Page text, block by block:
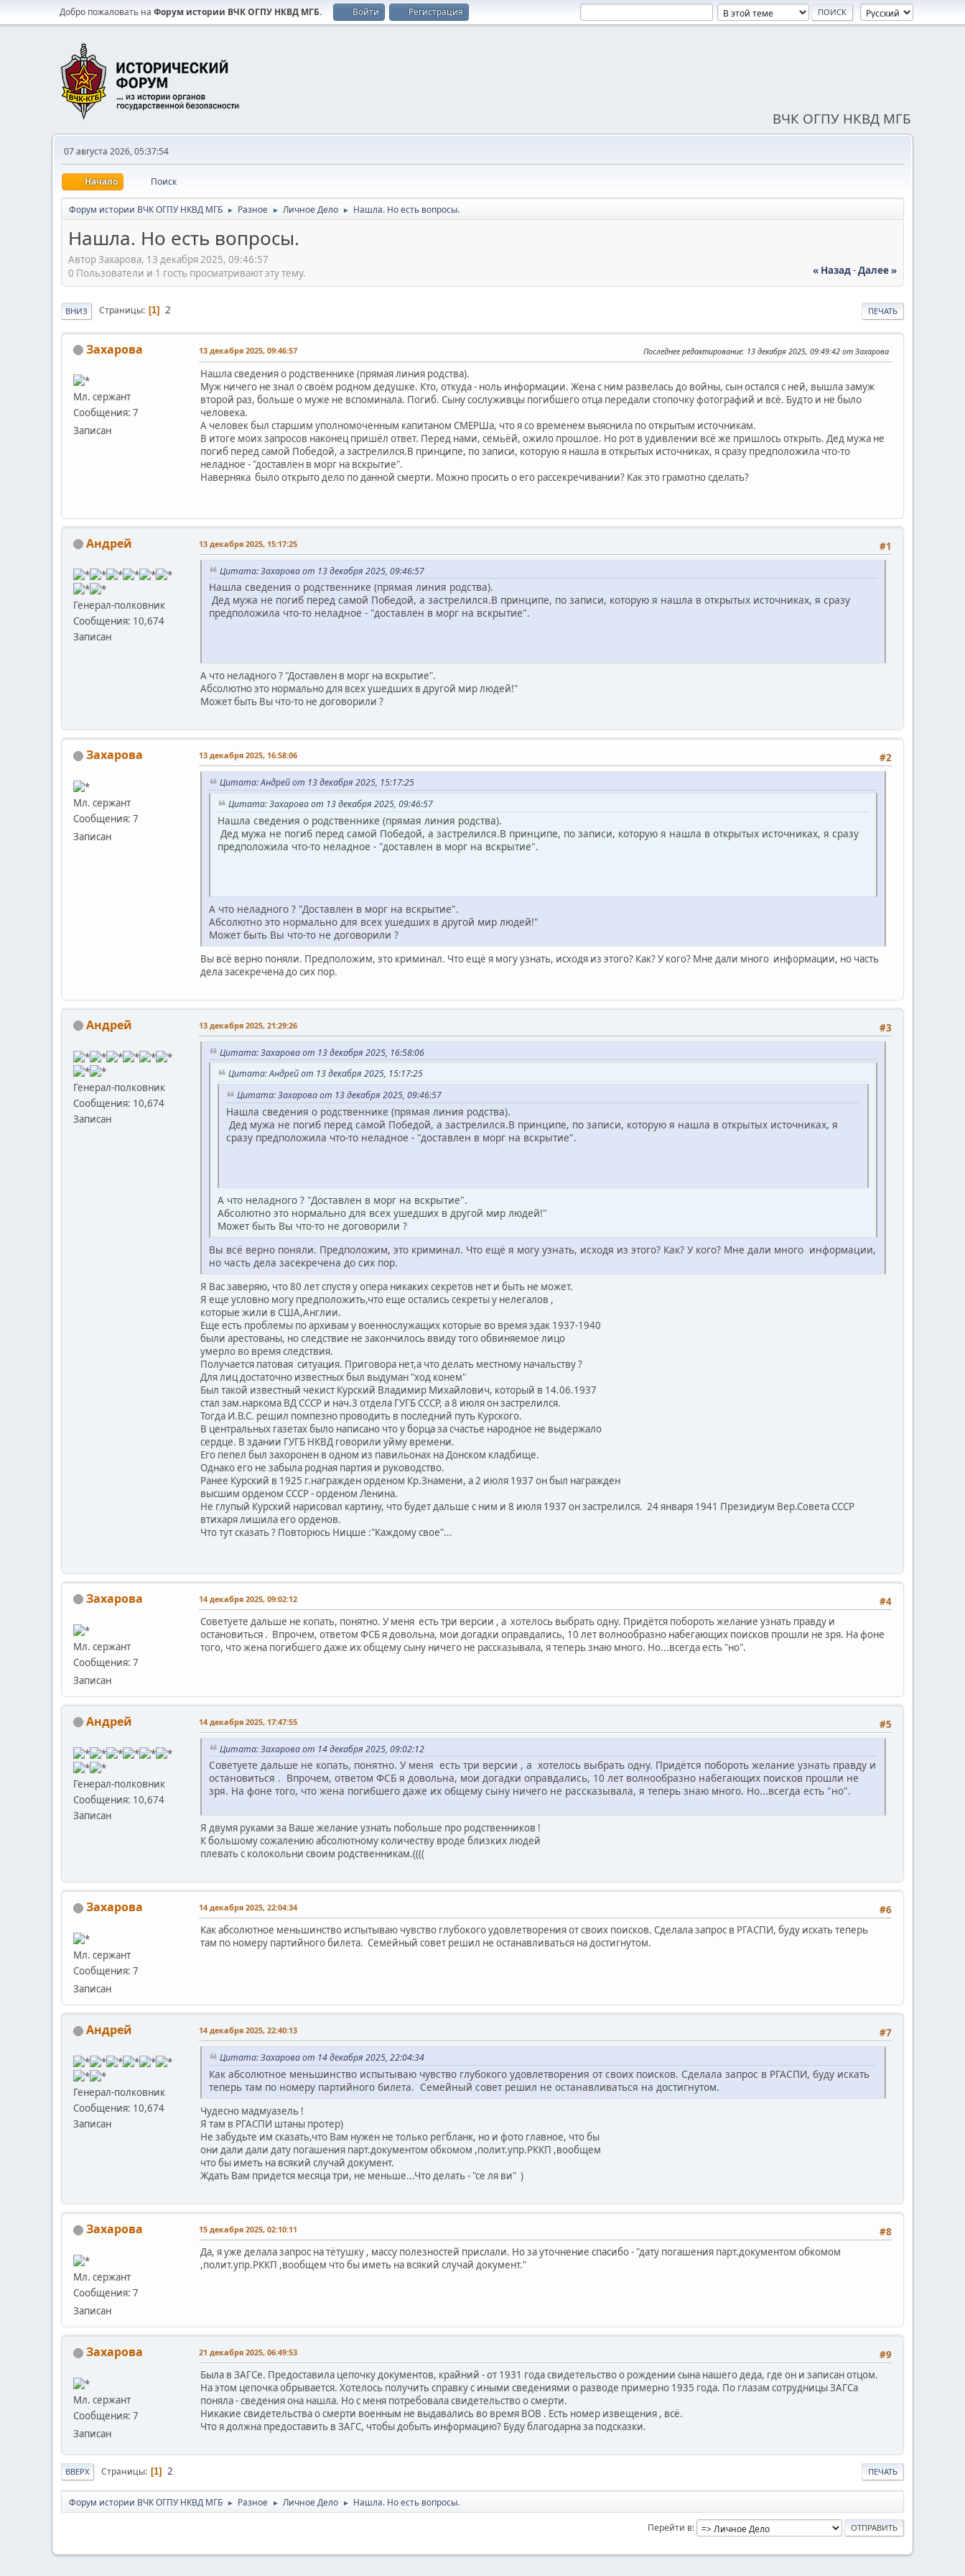
Добро пожаловать на Форум истории ВЧК ОГПУ НКВД МГБ. Войти Регистрация
ВЧК ОГПУ НКВД МГБ
07 августа 2026, 05:37:54
Начало Поиск
Форум истории ВЧК ОГПУ НКВД МГБ ► Разное ► Личное Дело ► Нашла. Но есть вопросы.
Нашла. Но есть вопросы.
Автор Захарова, 13 декабря 2025, 09:46:57
« Назад-Далее »
0 Пользователи и 1 гость просматривают эту тему.
ПЕЧАТЬ
ВНИЗ Страницы 1 2
Захарова
Мл. сержант
Сообщения: 7
Записан
13 декабря 2025, 09:46:57 Последнее редактирование: 13 декабря 2025, 09:49:42 от Захарова
Нашла сведения о родственнике (прямая линия родства).
Муж ничего не знал о своём родном дедушке. Кто, откуда - ноль информации. Жена с ним развелась до войны, сын остался с ней, вышла замуж
второй раз, больше о муже не вспоминала. Погиб. Сыну сослуживцы погибшего отца передали стопочку фотографий и всё. Будто и не было
человека.
А человек был старшим уполномоченным капитаном СМЕРШа, что я со временем выяснила по открытым источникам.
В итоге моих запросов наконец пришёл ответ. Перед нами, семьёй, ожило прошлое. Но рот в удивлении всё же пришлось открыть. Дед мужа не
погиб перед самой Победой, а застрелился.В принципе, по записи, которую я нашла в открытых источниках, я сразу предположила что-то
неладное - "доставлен в морг на вскрытие".
Наверняка было открыто дело по данной смерти. Можно просить о его рассекречивании? Как это грамотно сделать?
Андрей
Генерал-полковник
Сообщения: 10,674
Записан
#1
13 декабря 2025, 15:17:25
Цитата: Захарова от 13 декабря 2025, 09:46:57
Нашла сведения о родственнике (прямая линия родства).
Дед мужа не погиб перед самой Победой, а застрелился.В принципе, по записи, которую я нашла в открытых источниках, я сразу
предположила что-то неладное - "доставлен в морг на вскрытие".
А что неладного ? "Доставлен в морг на вскрытие".
Абсолютно это нормально для всех ушедших в другой мир людей!"
Может быть Вы что-то не договорили ?
Захарова
Мл. сержант
Сообщения: 7
Записан
#2
13 декабря 2025, 16:58:06
Цитата: Андрей от 13 декабря 2025, 15:17:25
Цитата: Захарова от 13 декабря 2025, 09:46:57
Нашла сведения о родственнике (прямая линия родства).
Дед мужа не погиб перед самой Победой, а застрелился.В принципе, по записи, которую я нашла в открытых источниках, я сразу
предположила что-то неладное - "доставлен в морг на вскрытие".
А что неладного ? "Доставлен в морг на вскрытие".
Абсолютно это нормально для всех ушедших в другой мир людей!"
Может быть Вы что-то не договорили ?
Вы всё верно поняли. Предположим, это криминал. Что ещё я могу узнать, исходя из этого? Как? У кого? Мне дали много информации, но часть
дела засекречена до сих пор.
Андрей
Генерал-полковник
Сообщения: 10,674
Записан
#3
13 декабря 2025, 21:29:26
Цитата: Захарова от 13 декабря 2025, 16:58:06
Цитата: Андрей от 13 декабря 2025, 15:17:25
Цитата: Захарова от 13 декабря 2025, 09:46:57
Нашла сведения о родственнике (прямая линия родства).
Дед мужа не погиб перед самой Победой, а застрелился.В принципе, по записи, которую я нашла в открытых источниках, я
сразу предположила что-то неладное - "доставлен в морг на вскрытие".
А что неладного ? "Доставлен в морг на вскрытие".
Абсолютно это нормально для всех ушедших в другой мир людей!"
Может быть Вы что-то не договорили ?
Вы всё верно поняли. Предположим, это криминал. Что ещё я могу узнать, исходя из этого? Как? У кого? Мне дали много информации,
но часть дела засекречена до сих пор.
Я Вас заверяю, что 80 лет спустя у опера никаких секретов нет и быть не может.
Я еще условно могу предположить,что еще остались секреты у нелегалов ,
которые жили в США,Англии.
Еще есть проблемы по архивам у военнослужащих которые во время эдак 1937-1940
были арестованы, но следствие не закончилось ввиду того обвиняемое лицо
умерло во время следствия.
Получается патовая ситуация. Приговора нет,а что делать местному начальству ?
Для лиц достаточно известных был выдуман "ход конем"
Был такой известный чекист Курский Владимир Михайлович, который в 14.06.1937
стал зам.наркома ВД СССР и нач.3 отдела ГУГБ СССР, а 8 июля он застрелился.
Тогда И.В.С. решил помпезно проводить в последний путь Курского.
В центральных газетах было написано что у борца за счастье народное не выдержало
сердце. В здании ГУГБ НКВД говорили уйму времени.
Его пепел был захоронен в одном из павильонах на Донском кладбище.
Однако его не забыла родная партия и руководство.
Ранее Курский в 1925 г.награжден орденом Кр.Знамени, а 2 июля 1937 он был награжден
высшим орденом СССР - орденом Ленина.
Не глупый Курский нарисовал картину, что будет дальше с ним и 8 июля 1937 он застрелился. 24 января 1941 Президиум Вер.Совета СССР
втихаря лишила его орденов.
Что тут сказать ? Повторюсь Ницше :"Каждому свое"...
Захарова
Мл. сержант
Сообщения: 7
Записан
#4
14 декабря 2025, 09:02:12
Советуете дальше не копать, понятно. У меня есть три версии , а хотелось выбрать одну. Придётся побороть желание узнать правду и
остановиться . Впрочем, ответом ФСБ я довольна, мои догадки оправдались, 10 лет волнообразно набегающих поисков прошли не зря. На фоне
того, что жена погибшего даже их общему сыну ничего не рассказывала, я теперь знаю много. Но...всегда есть "но".
Андрей
Генерал-полковник
Сообщения: 10,674
Записан
#5
14 декабря 2025, 17:47:55
Цитата: Захарова от 14 декабря 2025, 09:02:12
Советуете дальше не копать, понятно. У меня есть три версии , а хотелось выбрать одну. Придётся побороть желание узнать правду и
остановиться . Впрочем, ответом ФСБ я довольна, мои догадки оправдались, 10 лет волнообразно набегающих поисков прошли не
зря. На фоне того, что жена погибшего даже их общему сыну ничего не рассказывала, я теперь знаю много. Но...всегда есть "но".
Я двумя руками за Ваше желание узнать побольше про родственников !
К большому сожалению абсолютному количеству вроде близких людей
плевать с колокольни своим родственникам.((((
Захарова
Мл. сержант
Сообщения: 7
Записан
#6
14 декабря 2025, 22:04:34
Как абсолютное меньшинство испытываю чувство глубокого удовлетворения от своих поисков. Сделала запрос в РГАСПИ, буду искать теперь
там по номеру партийного билета. Семейный совет решил не останавливаться на достигнутом.
Андрей
Генерал-полковник
Сообщения: 10,674
Записан
#7
14 декабря 2025, 22:40:13
Цитата: Захарова от 14 декабря 2025, 22:04:34
Как абсолютное меньшинство испытываю чувство глубокого удовлетворения от своих поисков. Сделала запрос в РГАСПИ, буду искать
теперь там по номеру партийного билета. Семейный совет решил не останавливаться на достигнутом.
Чудесно мадмуазель !
Я там в РГАСПИ штаны протер)
Не забудьте им сказать,что Вам нужен не только регбланк, но и фото главное, что бы
они дали дали дату погашения парт.документом обкомом ,полит.упр.РККП ,вообщем
что бы иметь на всякий случай документ.
Ждать Вам придется месяца три, не меньше...Что делать - "се ля ви" )
Захарова
Мл. сержант
Сообщения: 7
Записан
#8
15 декабря 2025, 02:10:11
Да, я уже делала запрос на тётушку , массу полезностей прислали. Но за уточнение спасибо - "дату погашения парт.документом обкомом
,полит.упр.РККП ,вообщем что бы иметь на всякий случай документ."
Захарова
Мл. сержант
Сообщения: 7
Записан
#9
21 декабря 2025, 06:49:53
Была в ЗАГСе. Предоставила цепочку документов, крайний - от 1931 года свидетельство о рождении сына нашего деда, где он и записан отцом.
На этом цепочка обрывается. Хотелось получить справку с иными сведениями о разводе примерно 1935 года. По глазам сотрудницы ЗАГСа
поняла - сведения она нашла. Но с меня потребовала свидетельство о смерти.
Никакие свидетельства о смерти военным не выдавались во время ВОВ . Есть номер извещения , всё.
Что я должна предоставить в ЗАГС, чтобы добыть информацию? Буду благодарна за подсказки.
ПЕЧАТЬ
ВВЕРХ Страницы 1 2
Форум истории ВЧК ОГПУ НКВД МГБ ► Разное ► Личное Дело ► Нашла. Но есть вопросы.
Перейти в